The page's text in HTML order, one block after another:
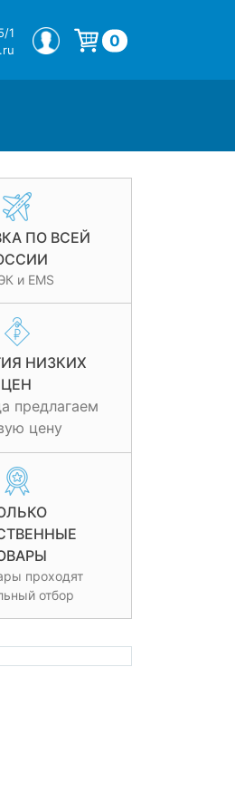
1
0
ПО ВСЕЙ
и EMS
НИЗКИХ
ЦЕН
предлагаем
цену
проходят
отбор